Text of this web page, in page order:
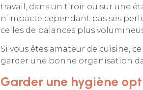
travail, dans un tiroir ou sur une
n’impacte cependant pas ses
celles de balances plus
Si vous êtes amateur de cuisine,
garder une bonne organisation
Garder une hygiène